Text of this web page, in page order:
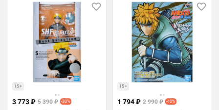
15+
3 773 ₽ 5 390 ₽ -30%
15+
1 794 ₽ 2 990 ₽ -40%